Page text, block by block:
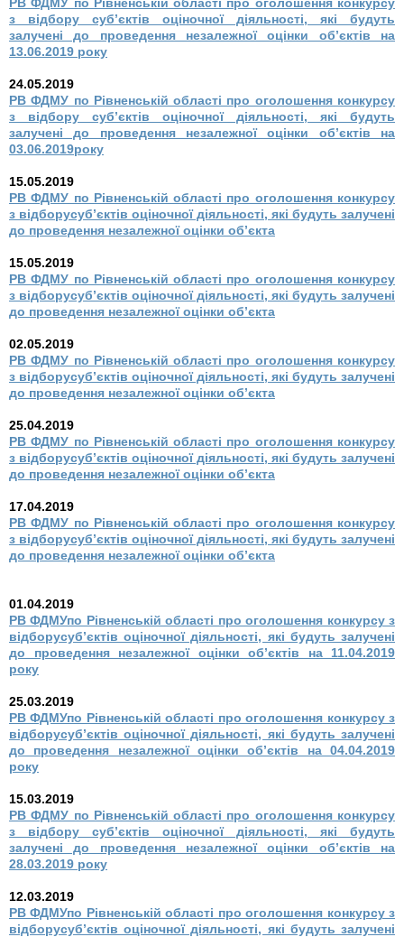
з відбору суб’єктів оціночної діяльності, які будуть
залучені до проведення незалежної оцінки об’єктів на
13.06.2019 року
24.05.2019
РВ ФДМУ по Рівненській області про оголошення конкурсу
з відбору суб’єктів оціночної діяльності, які будуть
залучені до проведення незалежної оцінки об’єктів на
03.06.2019року
15.05.2019
РВ ФДМУ по Рівненській області про оголошення конкурсу
з відборусуб’єктів оціночної діяльності, які будуть залучені
до проведення незалежної оцінки об’єкта
15.05.2019
РВ ФДМУ по Рівненській області про оголошення конкурсу
з відборусуб’єктів оціночної діяльності, які будуть залучені
до проведення незалежної оцінки об’єкта
02.05.2019
РВ ФДМУ по Рівненській області про оголошення конкурсу
з відборусуб’єктів оціночної діяльності, які будуть залучені
до проведення незалежної оцінки об’єкта
25.04.2019
РВ ФДМУ по Рівненській області про оголошення конкурсу
з відборусуб’єктів оціночної діяльності, які будуть залучені
до проведення незалежної оцінки об’єкта
17.04.2019
РВ ФДМУ по Рівненській області про оголошення конкурсу
з відборусуб’єктів оціночної діяльності, які будуть залучені
до проведення незалежної оцінки об’єкта
01.04.2019
РВ ФДМУпо Рівненській області про оголошення конкурсу з
відборусуб’єктів оціночної діяльності, які будуть залучені
до проведення незалежної оцінки об’єктів на 11.04.2019
року
25.03.2019
РВ ФДМУпо Рівненській області про оголошення конкурсу з
відборусуб’єктів оціночної діяльності, які будуть залучені
до проведення незалежної оцінки об’єктів на 04.04.2019
року
15.03.2019
РВ ФДМУ по Рівненській області про оголошення конкурсу
з відбору суб’єктів оціночної діяльності, які будуть
залучені до проведення незалежної оцінки об’єктів на
28.03.2019 року
12.03.2019
РВ ФДМУпо Рівненській області про оголошення конкурсу з
відборусуб’єктів оціночної діяльності, які будуть залучені